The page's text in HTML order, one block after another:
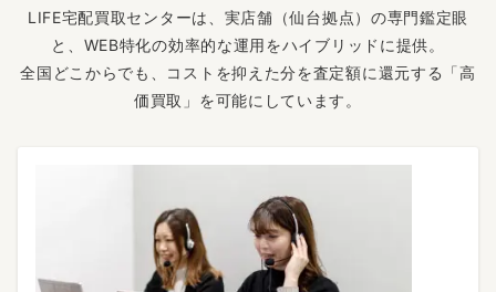
LIFE宅配買取センターは、実店舗（仙台拠点）の専門鑑定眼
と、WEB特化の効率的な運用をハイブリッドに提供。
全国どこからでも、コストを抑えた分を査定額に還元する「高
価買取」を可能にしています。